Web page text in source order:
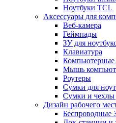
Ноутбуки TCL
Аксессуары для
Веб-камера
Геймпады
ЗУ для
Клавиатура
Компьютерные
Мышь
Роутеры
Сумки для
Сумки и чехлы
Дизайн рабочего
Беспроводные